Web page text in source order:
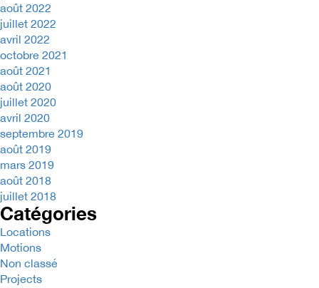
août 2022
juillet 2022
avril 2022
octobre 2021
août 2021
août 2020
juillet 2020
avril 2020
septembre 2019
août 2019
mars 2019
août 2018
juillet 2018
Catégories
Locations
Motions
Non classé
Projects